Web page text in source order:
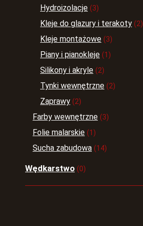
Hydroizolacje (3)
Kleje do glazury i terakoty (2)
Kleje montażowe (3)
Piany i pianokleje (1)
Silikony i akryle (2)
Tynki wewnętrzne (2)
Zaprawy (2)
Farby wewnętrzne (3)
Folie malarskie (1)
Sucha zabudowa (14)
Wędkarstwo (0)